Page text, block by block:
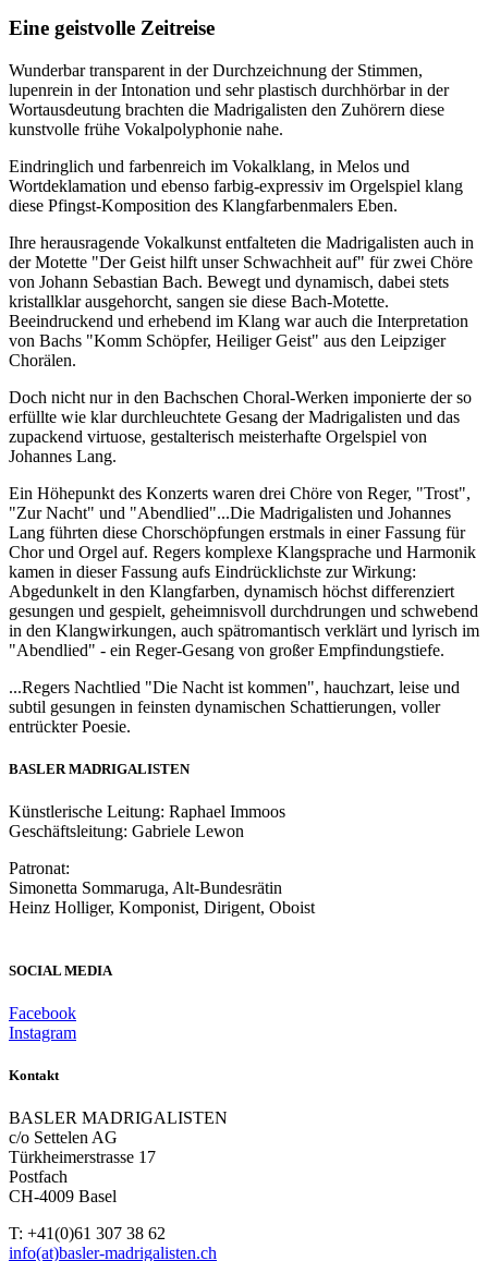
Eine geistvolle Zeitreise
Wunderbar transparent in der Durchzeichnung der Stimmen,
lupenrein in der Intonation und sehr plastisch durchhörbar in der
Wortausdeutung brachten die Madrigalisten den Zuhörern diese
kunstvolle frühe Vokalpolyphonie nahe.
Eindringlich und farbenreich im Vokalklang, in Melos und
Wortdeklamation und ebenso farbig-expressiv im Orgelspiel klang
diese Pfingst-Komposition des Klangfarbenmalers Eben.
Ihre herausragende Vokalkunst entfalteten die Madrigalisten auch in
der Motette "Der Geist hilft unser Schwachheit auf" für zwei Chöre
von Johann Sebastian Bach. Bewegt und dynamisch, dabei stets
kristallklar ausgehorcht, sangen sie diese Bach-Motette.
Beeindruckend und erhebend im Klang war auch die Interpretation
von Bachs "Komm Schöpfer, Heiliger Geist" aus den Leipziger
Chorälen.
Doch nicht nur in den Bachschen Choral-Werken imponierte der so
erfüllte wie klar durchleuchtete Gesang der Madrigalisten und das
zupackend virtuose, gestalterisch meisterhafte Orgelspiel von
Johannes Lang.
Ein Höhepunkt des Konzerts waren drei Chöre von Reger, "Trost",
"Zur Nacht" und "Abendlied"...Die Madrigalisten und Johannes
Lang führten diese Chorschöpfungen erstmals in einer Fassung für
Chor und Orgel auf. Regers komplexe Klangsprache und Harmonik
kamen in dieser Fassung aufs Eindrücklichste zur Wirkung:
Abgedunkelt in den Klangfarben, dynamisch höchst differenziert
gesungen und gespielt, geheimnisvoll durchdrungen und schwebend
in den Klangwirkungen, auch spätromantisch verklärt und lyrisch im
"Abendlied" - ein Reger-Gesang von großer Empfindungstiefe.
...Regers Nachtlied "Die Nacht ist kommen", hauchzart, leise und
subtil gesungen in feinsten dynamischen Schattierungen, voller
entrückter Poesie.
BASLER MADRIGALISTEN
Künstlerische Leitung: Raphael Immoos
Geschäftsleitung: Gabriele Lewon
Patronat:
Simonetta Sommaruga, Alt-Bundesrätin
Heinz Holliger, Komponist, Dirigent, Oboist
SOCIAL MEDIA
Facebook
Instagram
Kontakt
BASLER MADRIGALISTEN
c/o Settelen AG
Türkheimerstrasse 17
Postfach
CH-4009 Basel
T: +41(0)61 307 38 62
info(at)basler-madrigalisten.ch